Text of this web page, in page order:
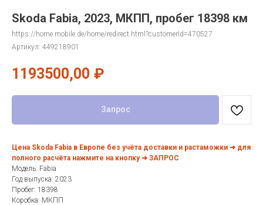
Skoda Fabia, 2023, МКПП, пробег 18398 км
https://home.mobile.de/home/redirect.html?customerId=470527
Артикул: 449218901
1193500,00 ₽
Запрос
Цена Skoda Fabia в Европе без учёта доставки и растаможки ➜ для
полного расчёта нажмите на кнопку ➜ ЗАПРОС
Модель: Fabia
Год выпуска: 2023
Пробег: 18398
Коробка: МКПП